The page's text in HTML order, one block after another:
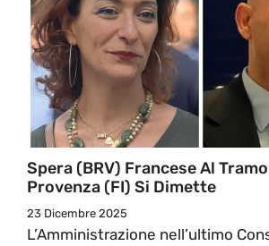
Spera (BRV) Francese Al
Provenza (FI) Si Dimette
23 Dicembre 2025
L’Amministrazione nell’ultimo